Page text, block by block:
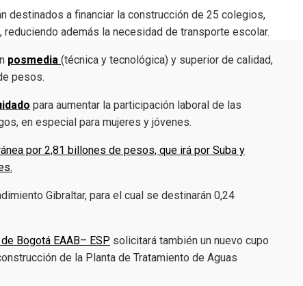
destinados a financiar la construcción de 25 colegios,
además la necesidad de transporte escolar.
posmedia (técnica y tecnológica) y superior de calidad,
pesos.
para aumentar la participación laboral de las
en especial para mujeres y jóvenes.
por 2,81 billones de pesos, que irá por Suba y
Gibraltar, para el cual se destinarán 0,24
Bogotá EAAB– ESP solicitará también un nuevo cupo
de la Planta de Tratamiento de Aguas